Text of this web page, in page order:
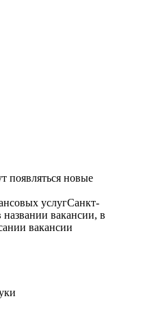
появляться новые
услугСанкт-
вакансии, в
вакансии